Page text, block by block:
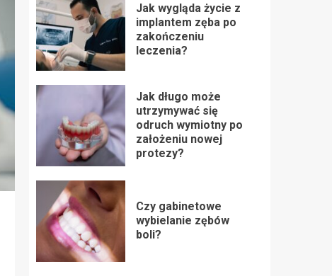
Jak wygląda życie z
implantem zęba po
zakończeniu
leczenia?
Jak długo może
utrzymywać się
odruch wymiotny po
założeniu nowej
protezy?
Czy gabinetowe
wybielanie zębów
boli?